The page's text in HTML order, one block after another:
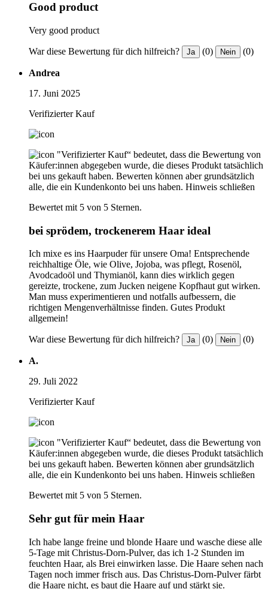
Good product
Very good product
War diese Bewertung für dich hilfreich? Ja (0) Nein (0)
Andrea
17. Juni 2025
Verifizierter Kauf
"Verifizierter Kauf“ bedeutet, dass die Bewertung von
Käufer:innen abgegeben wurde, die dieses Produkt tatsächlich
bei uns gekauft haben. Bewerten können aber grundsätzlich
alle, die ein Kundenkonto bei uns haben. Hinweis schließen
Bewertet mit 5 von 5 Sternen.
bei sprödem, trockenerem Haar ideal
Ich mixe es ins Haarpuder für unsere Oma! Entsprechende
reichhaltige Öle, wie Olive, Jojoba, was pflegt, Rosenöl,
Avodcadoöl und Thymianöl, kann dies wirklich gegen
gereizte, trockene, zum Jucken neigene Kopfhaut gut wirken.
Man muss experimentieren und notfalls aufbessern, die
richtigen Mengenverhältnisse finden. Gutes Produkt
allgemein!
War diese Bewertung für dich hilfreich? Ja (0) Nein (0)
A.
29. Juli 2022
Verifizierter Kauf
"Verifizierter Kauf“ bedeutet, dass die Bewertung von
Käufer:innen abgegeben wurde, die dieses Produkt tatsächlich
bei uns gekauft haben. Bewerten können aber grundsätzlich
alle, die ein Kundenkonto bei uns haben. Hinweis schließen
Bewertet mit 5 von 5 Sternen.
Sehr gut für mein Haar
Ich habe lange freine und blonde Haare und wasche diese alle
5-Tage mit Christus-Dorn-Pulver, das ich 1-2 Stunden im
feuchten Haar, als Brei einwirken lasse. Die Haare sehen nach
Tagen noch immer frisch aus. Das Christus-Dorn-Pulver färbt
die Haare nicht, es baut die Haare auf und stärkt sie.